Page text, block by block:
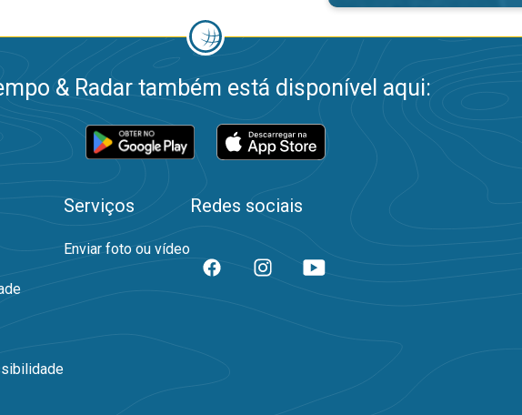
& Radar também está disponível aqui:
Serviços
Enviar foto ou vídeo
Redes sociais